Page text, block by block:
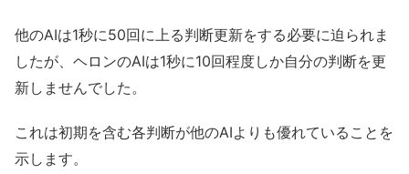
他のAIは1秒に50回に上る判断更新をする必要に迫られま
したが、ヘロンのAIは1秒に10回程度しか自分の判断を更
新しませんでした。
これは初期を含む各判断が他のAIよりも優れていることを
示します。